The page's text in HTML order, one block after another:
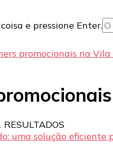
e pressione Enter.
promocionais na Vila